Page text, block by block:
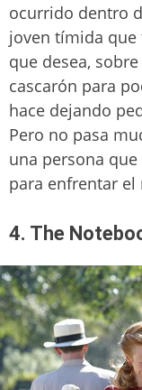
ocurrido dentro
joven tímida que
que desea,
cascarón para
hace dejando
Pero no pasa
una persona
para enfrentar el
4. The